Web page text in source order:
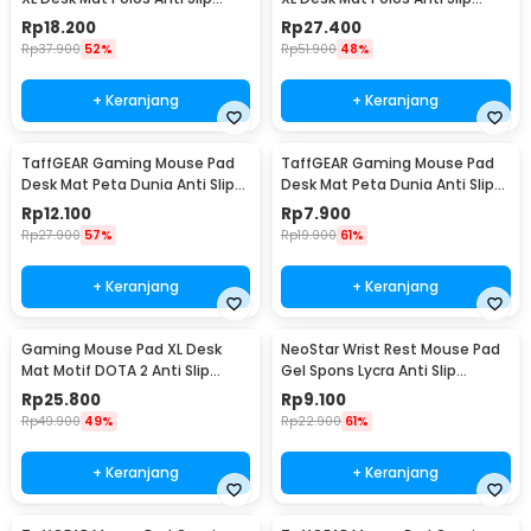
Waterproof 300x800x3mm -
MP001
Rp18.200
Rp37.900 52%
+ Keranjang
Waterproof 400x900x3mm -
MP001
Rp27.400
Rp51.900 48%
+ Keranjang
TaffGEAR Gaming Mouse Pad
Desk Mat Peta Dunia Anti Slip
Waterproof 300x600x2mm -
MP002
Rp12.100
Rp27.900 57%
+ Keranjang
TaffGEAR Gaming Mouse Pad
Desk Mat Peta Dunia Anti Slip
Waterproof 300x250x3mm -
MP002
Rp7.900
Rp19.900 61%
+ Keranjang
Gaming Mouse Pad XL Desk
Mat Motif DOTA 2 Anti Slip
400x900x2mm
Rp25.800
Rp49.900 49%
+ Keranjang
NeoStar Wrist Rest Mouse Pad
Gel Spons Lycra Anti Slip
210x230x4mm - MP24
Rp9.100
Rp22.900 61%
+ Keranjang